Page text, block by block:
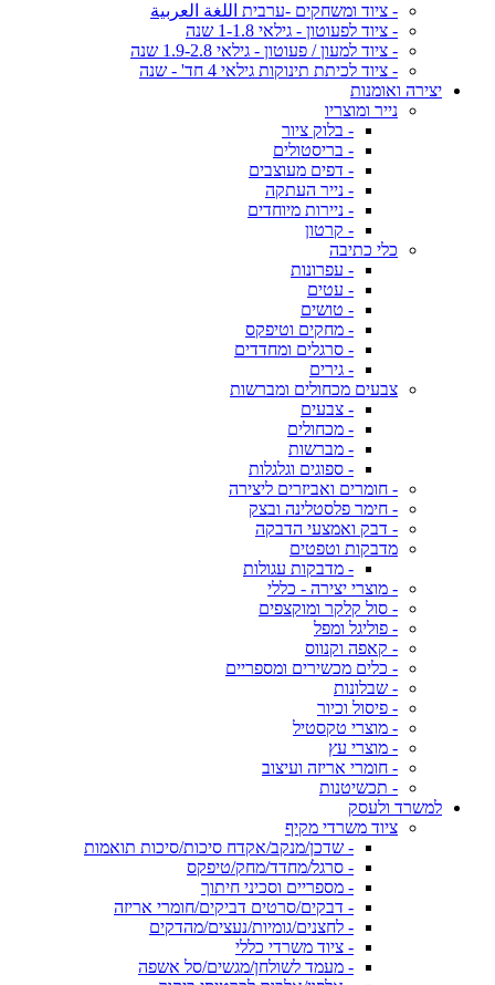
- ציוד ומשחקים -ערבית اللغة العربية
- ציוד לפעוטון - גילאי 1-1.8 שנה
- ציוד למעון / פעוטון - גילאי 1.9-2.8 שנה
- ציוד לכיתת תינוקות גילאי 4 חד' - שנה
יצירה ואומנות
נייר ומוצריו
- בלוק ציור
- בריסטולים
- דפים מעוצבים
- נייר העתקה
- ניירות מיוחדים
- קרטון
כלי כתיבה
- עפרונות
- עטים
- טושים
- מחקים וטיפקס
- סרגלים ומחדדים
- גירים
צבעים מכחולים ומברשות
- צבעים
- מכחולים
- מברשות
- ספוגים וגלגלות
- חומרים ואביזרים ליצירה
- חימר פלסטלינה ובצק
- דבק ואמצעי הדבקה
מדבקות וטפטים
- מדבקות עגולות
- מוצרי יצירה - כללי
- סול קלקר ומוקצפים
- פוליגל ומפל
- קאפה וקנווס
- כלים מכשירים ומספריים
- שבלונות
- פיסול וכיור
- מוצרי טקסטיל
- מוצרי עץ
- חומרי אריזה ועיצוב
- תכשיטנות
למשרד ולעסק
ציוד משרדי מקיף
- שדכן/מנקב/אקדח סיכות/סיכות תואמות
- סרגל/מחדד/מחק/טיפקס
- מספריים וסכיני חיתוך
- דבקים/סרטים דביקים/חומרי אריזה
- לחצנים/גומיות/נעצים/מהדקים
- ציוד משרדי כללי
- מעמד לשולחן/מגשים/סל אשפה